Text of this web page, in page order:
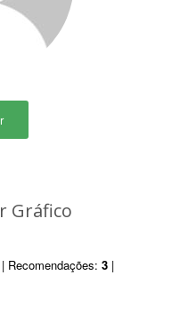
Gráfico
| Recomendações: 3 |